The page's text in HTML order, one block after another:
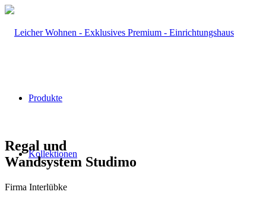
Produkte
Kollektionen
Regal und
Wandsystem Studimo
Firma Interlübke